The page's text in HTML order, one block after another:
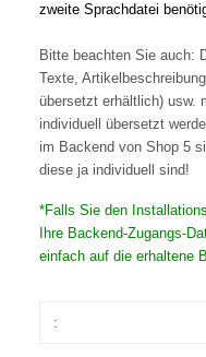
zweite Sprachdatei
Bitte beachten Sie auch:
Texte,
übersetzt erhältlich) usw.
individuell übersetzt
im Backend von Shop 5
diese ja individuell sind!
*Falls Sie den
Ihre Backend-Zugangs-
einfach auf die erhaltene
: